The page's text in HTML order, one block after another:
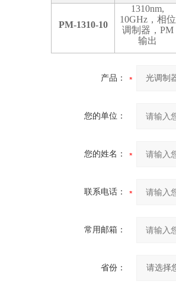
PM-1310-10
1310nm,
10GHz，相位
调制器， PM
输出
产品：
您的单位：
您的姓名：
联系电话：
常用邮箱：
省份：